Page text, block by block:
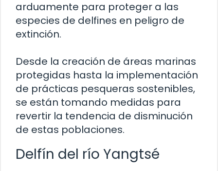
arduamente para proteger a las
especies de delfines en peligro de
extinción.
Desde la creación de áreas marinas
protegidas hasta la implementación
de prácticas pesqueras sostenibles,
se están tomando medidas para
revertir la tendencia de disminución
de estas poblaciones.
Delfín del río Yangtsé